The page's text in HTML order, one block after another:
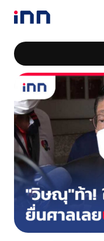
NEWS
ENTERTAINMENT
LIFESTYLE
HOROSCOPE
LOTTERY
VIDEO
ร่วมด้วยช่วยกัน